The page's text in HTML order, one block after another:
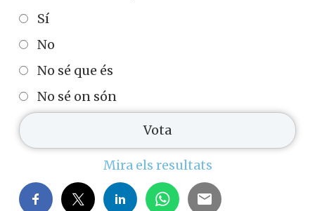
Sí
No
No sé que és
No sé on són
Mira els resultats